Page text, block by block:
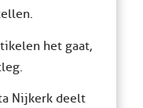
het gaat,
Nijkerk deelt